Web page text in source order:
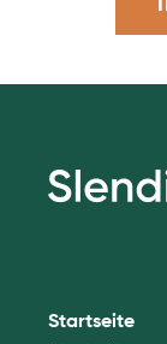
Startseite